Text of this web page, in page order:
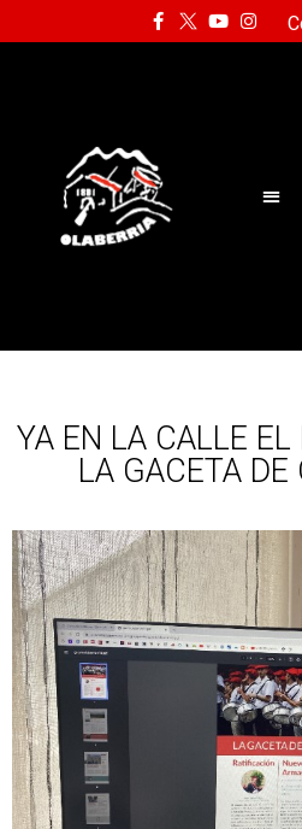
YA EN LA CALLE
LA GACETA DE